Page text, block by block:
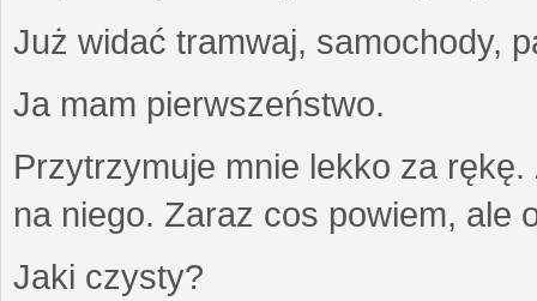
Już widać tramwaj, samochody,
Ja mam pierwszeństwo.
Przytrzymuje mnie lekko za
na niego. Zaraz cos powiem, ale
Jaki czysty?